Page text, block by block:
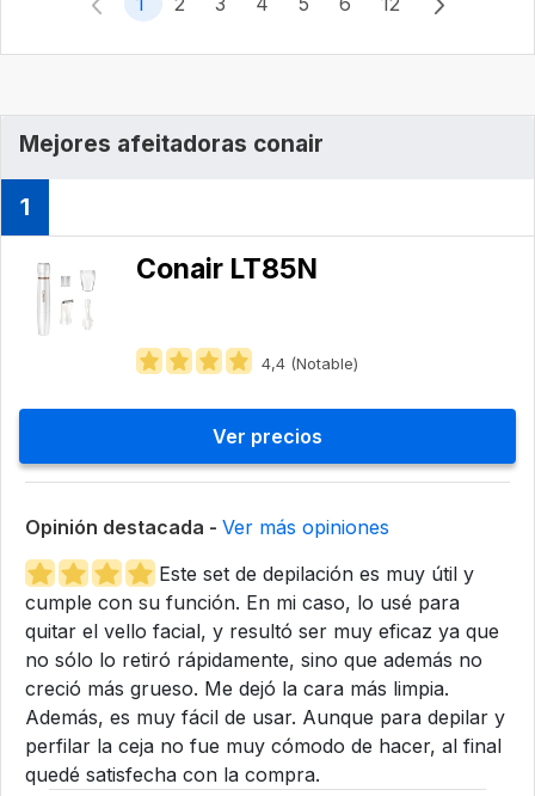
Mejores afeitadoras conair
1
Conair LT85N
4,4 (Notable)
Ver precios
Opinión destacada - Ver más opiniones
Este set de depilación es muy útil y
cumple con su función. En mi caso, lo usé para
quitar el vello facial, y resultó ser muy eficaz ya que
no sólo lo retiró rápidamente, sino que además no
creció más grueso. Me dejó la cara más limpia.
Además, es muy fácil de usar. Aunque para depilar y
perfilar la ceja no fue muy cómodo de hacer, al final
quedé satisfecha con la compra.